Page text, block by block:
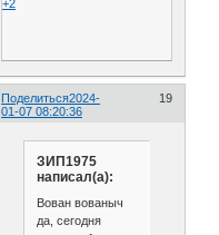
+2
Поделиться 19
2024-
01-07 08:20:36
ЗИП1975
написал(а):
Вован вованыч
да, сегодня